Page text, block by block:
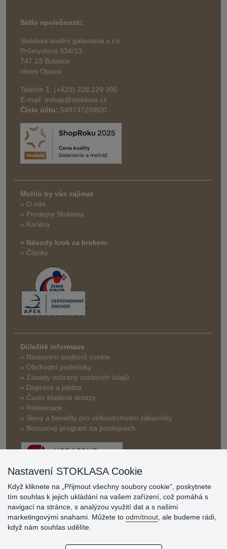
Sídlo společnosti:
Stoklasa textilní galanterie s.r.o.
Průmyslová 934/13
747 23 Bolatice
okres Opava
Telefon 1: (+420) 228 229 395
E-mail: eshop@stoklasa.cz
Číslo účtu: 5487372/0800
Mohlo by vás zajímat
» O nás
» Prodejny Stoklasa
» Kariéra
» Návody krok za krokem
» Články
Důležité informace
» Nastavení souborů cookie
» Obchodní podmínky
» Zásady ochrany osobních údajů
» Doprava a platba
» Často kladené dotazy
» Reklamace
» Slevy a benefity pro velkoobchodní zákazníky
» Bonusový program na prodejnách
Hodnocení
zákazníků
Super obchod, kvalitní zboží za slušné ceny. Vřele
Nastavení STOKLASA Cookie
Když kliknete na „Přijmout všechny soubory cookie“, poskytnete
tím souhlas k jejich ukládání na vašem zařízení, což pomáhá s
navigací na stránce, s analýzou využití dat a s našimi
marketingovými snahami. Můžete to odmítnout , ale budeme rádi,
když nám souhlas udělíte.